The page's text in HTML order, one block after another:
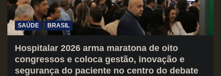
SAÚDE BRASIL
Hospitalar 2026 arma maratona de oito
congressos e coloca gestão, inovação e
segurança do paciente no centro do debate